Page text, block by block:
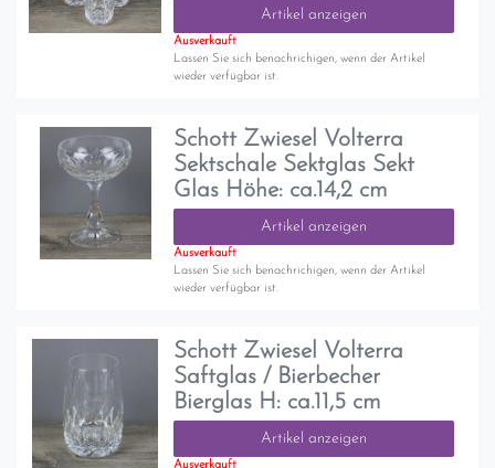
Artikel anzeigen
Ausverkauft
Lassen Sie sich benachrichigen, wenn der Artikel
wieder verfügbar ist.
Schott Zwiesel Volterra
Sektschale Sektglas Sekt
Glas Höhe: ca.14,2 cm
Artikel anzeigen
Ausverkauft
Lassen Sie sich benachrichigen, wenn der Artikel
wieder verfügbar ist.
Schott Zwiesel Volterra
Saftglas / Bierbecher
Bierglas H: ca.11,5 cm
Artikel anzeigen